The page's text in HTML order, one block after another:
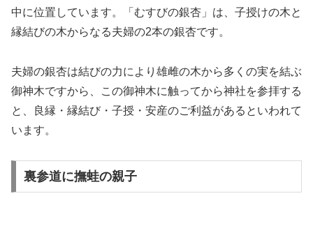
中に位置しています。「むすびの銀杏」は、子授けの木と
縁結びの木からなる夫婦の2本の銀杏です。
夫婦の銀杏は結びの力により雄雌の木から多くの実を結ぶ
御神木ですから、この御神木に触ってから神社を参拝する
と、良縁・縁結び・子授・安産のご利益があるといわれて
います。
裏参道に撫蛙の親子